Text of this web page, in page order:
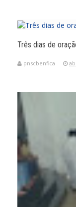
Três dias de
pnscbenfica